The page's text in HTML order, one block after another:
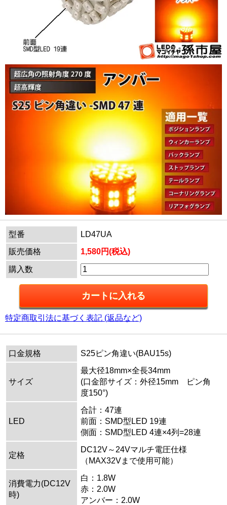
型番
LD47UA
販売価格
1,580円(税込)
購入数
特定商取引法に基づく表記 (返品など)
口金規格 S25ピン角違い(BAU15s)
サイズ
最大径18mm×全長34mm
(口金部サイズ：外径15mm ピン角
度150°)
LED
合計：47連
前面：SMD型LED 19連
側面：SMD型LED 4連×4列=28連
定格
DC12V～24Vマルチ電圧仕様
（MAX32Vまで使用可能）
消費電力(DC12V
時)
白：1.8W
赤：2.0W
アンバー：2.0W